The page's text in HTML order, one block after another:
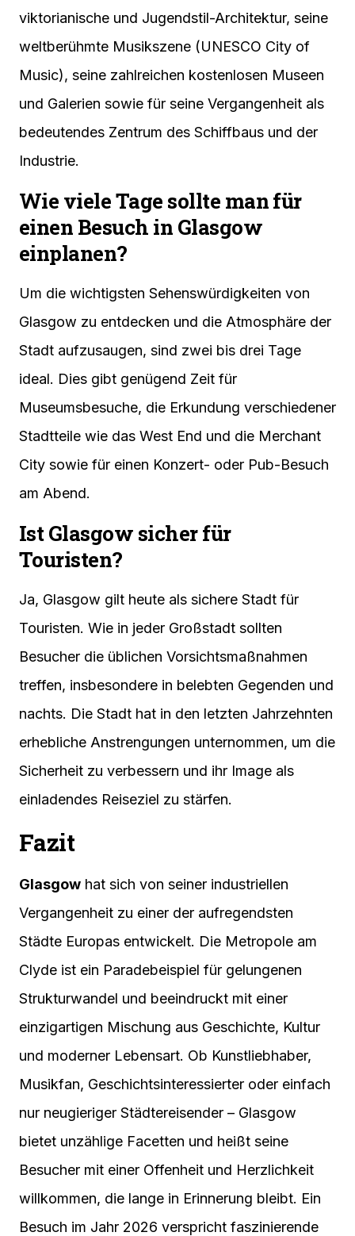
viktorianische und Jugendstil-Architektur, seine
weltberühmte Musikszene (UNESCO City of
Music), seine zahlreichen kostenlosen Museen
und Galerien sowie für seine Vergangenheit als
bedeutendes Zentrum des Schiffbaus und der
Industrie.
Wie viele Tage sollte man für
einen Besuch in Glasgow
einplanen?
Um die wichtigsten Sehenswürdigkeiten von
Glasgow zu entdecken und die Atmosphäre der
Stadt aufzusaugen, sind zwei bis drei Tage
ideal. Dies gibt genügend Zeit für
Museumsbesuche, die Erkundung verschiedener
Stadtteile wie das West End und die Merchant
City sowie für einen Konzert- oder Pub-Besuch
am Abend.
Ist Glasgow sicher für
Touristen?
Ja, Glasgow gilt heute als sichere Stadt für
Touristen. Wie in jeder Großstadt sollten
Besucher die üblichen Vorsichtsmaßnahmen
treffen, insbesondere in belebten Gegenden und
nachts. Die Stadt hat in den letzten Jahrzehnten
erhebliche Anstrengungen unternommen, um die
Sicherheit zu verbessern und ihr Image als
einladendes Reiseziel zu stärfen.
Fazit
Glasgow hat sich von seiner industriellen
Vergangenheit zu einer der aufregendsten
Städte Europas entwickelt. Die Metropole am
Clyde ist ein Paradebeispiel für gelungenen
Strukturwandel und beeindruckt mit einer
einzigartigen Mischung aus Geschichte, Kultur
und moderner Lebensart. Ob Kunstliebhaber,
Musikfan, Geschichtsinteressierter oder einfach
nur neugieriger Städtereisender – Glasgow
bietet unzählige Facetten und heißt seine
Besucher mit einer Offenheit und Herzlichkeit
willkommen, die lange in Erinnerung bleibt. Ein
Besuch im Jahr 2026 verspricht faszinierende